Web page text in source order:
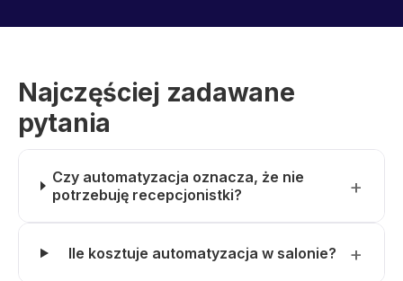
Najczęściej zadawane
pytania
Czy automatyzacja oznacza, że nie
potrzebuję recepcjonistki?
Ile kosztuje automatyzacja w salonie?